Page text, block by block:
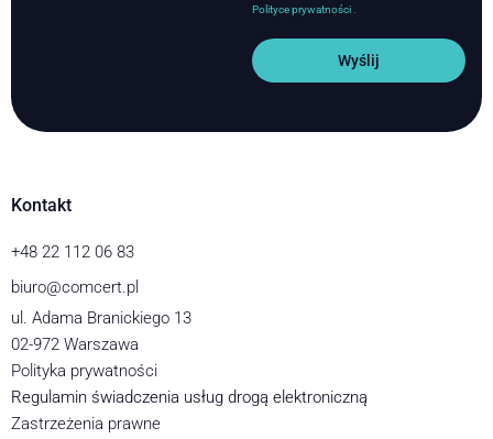
Polityce prywatności .
Wyślij
Kontakt
+48 22 112 06 83
biuro@comcert.pl
ul. Adama Branickiego 13
02-972 Warszawa
Polityka prywatności
Regulamin świadczenia usług drogą elektroniczną
Zastrzeżenia prawne